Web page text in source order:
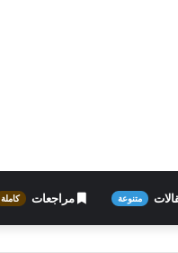
متنوعة مراجعات كاملة